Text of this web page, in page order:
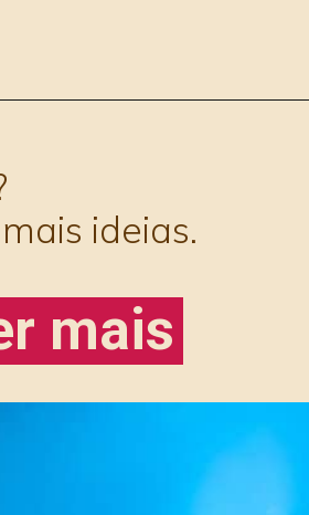
ideias.
mais